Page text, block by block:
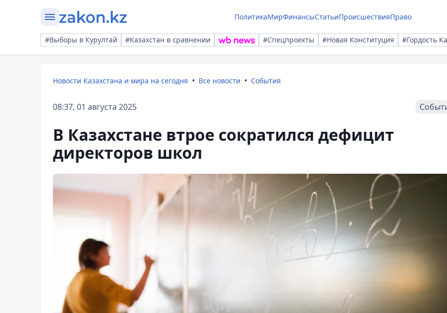
ПолитикаМирФинансыСтатьиПроисшествияПраво
#Выборы в Курултай #Казахстан в сравнении #Спецпроекты #Новая Конституция #Гордость
Новости Казахстана и мира на сегодня Все новости События
08:37, 01 августа 2025
В Казахстане втрое сократился дефицит
директоров школ